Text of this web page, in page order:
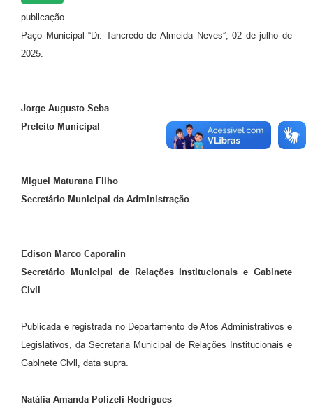
publicação.
Paço Municipal “Dr. Tancredo de Almeida Neves”, 02 de julho de
2025.
Jorge Augusto Seba
Prefeito Municipal
Miguel Maturana Filho
Secretário Municipal da Administração
Edison Marco Caporalin
Secretário Municipal de Relações Institucionaise Gabinete
Civil
Publicada e registrada no Departamento de Atos Administrativos e
Legislativos, da Secretaria Municipal de Relações Institucionais e
Gabinete Civil, data supra.
Natália Amanda Polizeli Rodrigues